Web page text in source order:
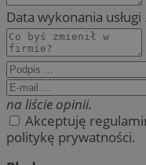
Data wykonania usługi
na liście opinii.
Akceptuję
politykę prywatności.